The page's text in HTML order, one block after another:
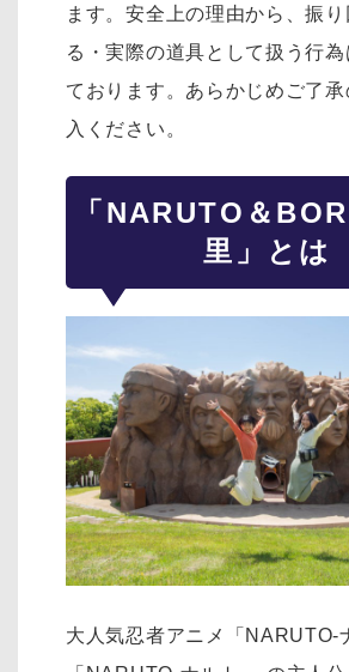
ます。安全上の理由から、振
る・実際の道具として扱う行
ております。あらかじめご了
入ください。
「NARUTO＆
里」とは
大人気忍者アニメ「NARUTO-